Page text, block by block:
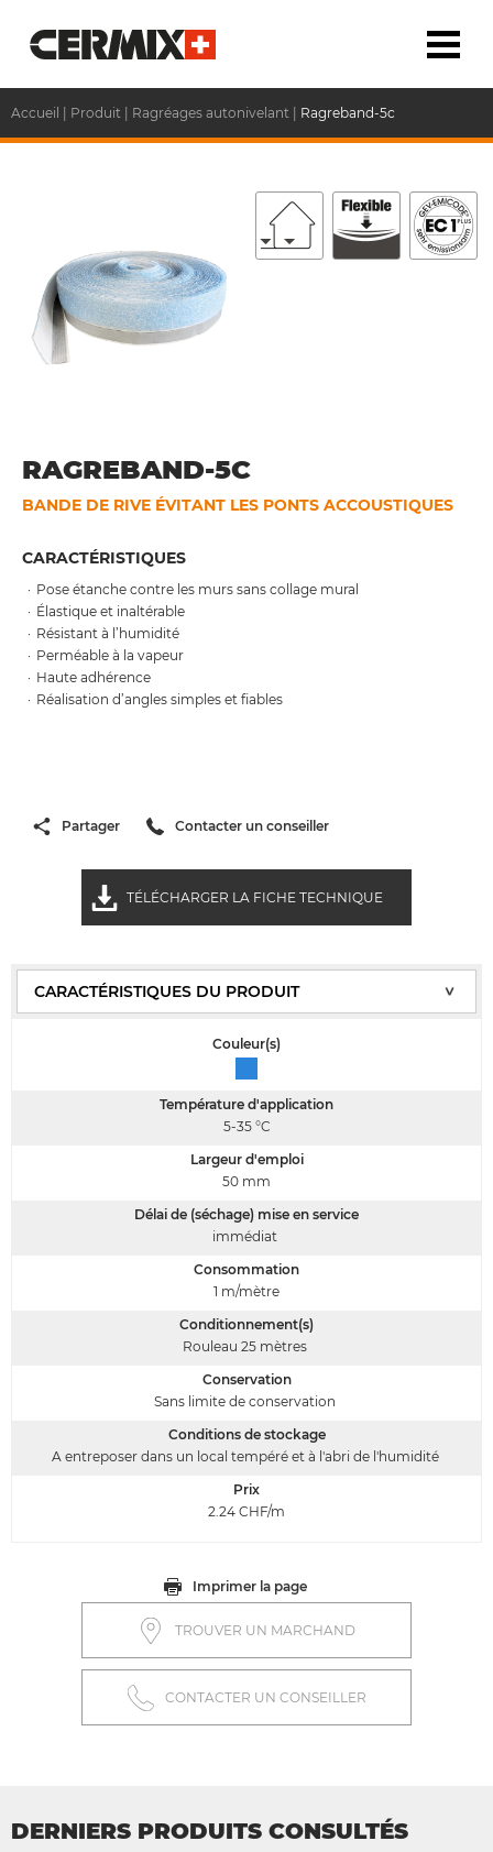
Accueil Produit Ragréages autonivelant Ragreband-5c
RAGREBAND-5C
BANDE DE RIVE ÉVITANT LES PONTS ACCOUSTIQUES
CARACTÉRISTIQUES
Pose étanche contre les murs sans collage mural
Élastique et inaltérable
Résistant à l’humidité
Perméable à la vapeur
Haute adhérence
Réalisation d’angles simples et fiables
Partager Contacter un conseiller
TÉLÉCHARGER LA FICHE TECHNIQUE
Couleur(s)
Température d'application
5-35 °C
Largeur d'emploi
50 mm
Délai de (séchage) mise en service
immédiat
Consommation
1 m/mètre
Conditionnement(s)
Rouleau 25 mètres
Conservation
Sans limite de conservation
Conditions de stockage
A entreposer dans un local tempéré et à l'abri de l'humidité
Prix
2.24 CHF/m
Imprimer la page
TROUVER UN MARCHAND
CONTACTER UN CONSEILLER
DERNIERS PRODUITS CONSULTÉS